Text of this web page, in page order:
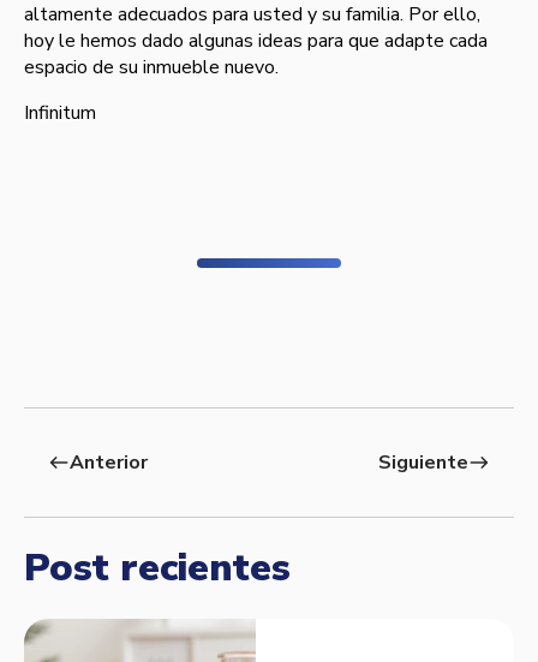
altamente adecuados para usted y su familia. Por ello,
hoy le hemos dado algunas ideas para que adapte cada
espacio de su inmueble nuevo.
Infinitum
westAnterior Siguienteeast
Post recientes